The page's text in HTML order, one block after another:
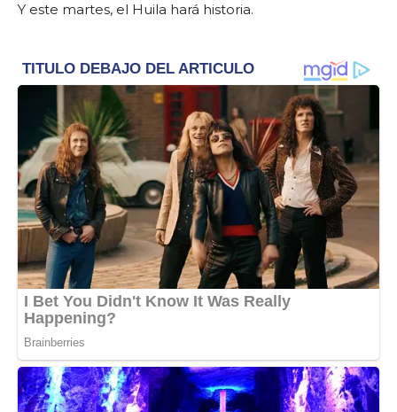
Y este martes, el Huila hará historia.